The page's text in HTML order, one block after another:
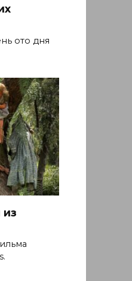
ото дня